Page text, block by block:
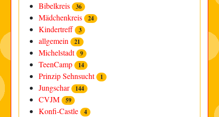
Bibelkreis 36
Mädchenkreis 24
Kindertreff 3
allgemein 21
Michelstadt 9
TeenCamp 14
Prinzip Sehnsucht 1
Jungschar 144
CVJM 59
Konfi-Castle 4